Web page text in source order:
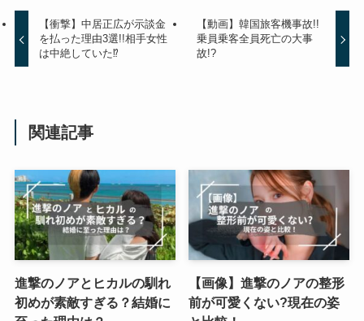
【衝撃】中居正広が示談金
を払った理由3選!!相手女性
は中絶していた⁉
【動画】韓国旅客機事故!!
乗員乗客全員死亡の大事
故!?
関連記事
進撃のノアとヒカルの馴れ
初めが素敵すぎる？結婚に
【画像】進撃のノアの整形
前が可愛くない?現在の姿